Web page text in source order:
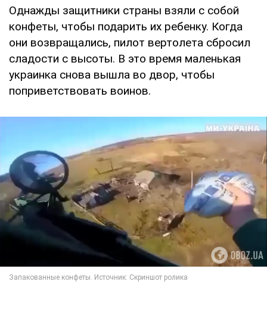
Однажды защитники страны взяли с собой
конфеты, чтобы подарить их ребенку. Когда
они возвращались, пилот вертолета сбросил
сладости с высоты. В это время маленькая
украинка снова вышла во двор, чтобы
поприветствовать воинов.